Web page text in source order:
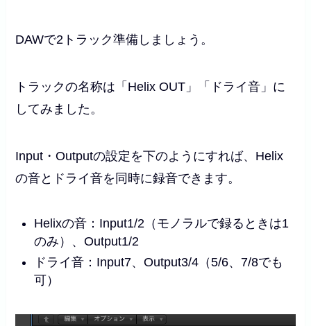
DAWで2トラック準備しましょう。
トラックの名称は「Helix OUT」「ドライ音」に
してみました。
Input・Outputの設定を下のようにすれば、Helix
の音とドライ音を同時に録音できます。
Helixの音：Input1/2（モノラルで録るときは1
のみ）、Output1/2
ドライ音：Input7、Output3/4（5/6、7/8でも
可）